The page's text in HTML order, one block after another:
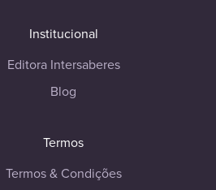
Institucional
Editora Intersaberes
Blog
Termos
Termos & Condições